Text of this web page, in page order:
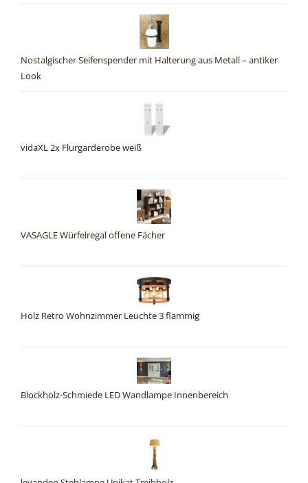
Nostalgischer Seifenspender mit Halterung aus Metall – antiker
Look
vidaXL 2x Flurgarderobe weiß
VASAGLE Würfelregal offene Fächer
Holz Retro Wohnzimmer Leuchte 3 flammig
Blockholz-Schmiede LED Wandlampe Innenbereich